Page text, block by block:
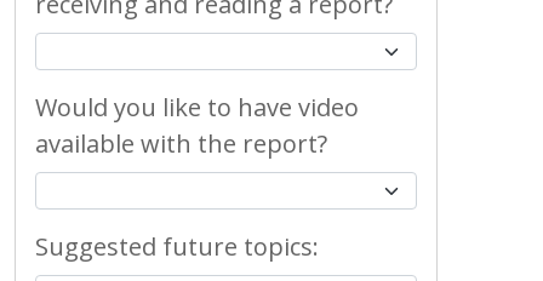
Would you like to have video
available with the report?
Suggested future topics: